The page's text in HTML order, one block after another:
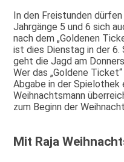
In den Freistunden
Jahrgänge 5 und 6 sich
nach dem „Goldenen
ist dies Dienstag in der 6.
geht die Jagd am
Wer das „Goldene
Abgabe in der Spielothek
Weihnachtsmann
zum Beginn der
Mit Raja